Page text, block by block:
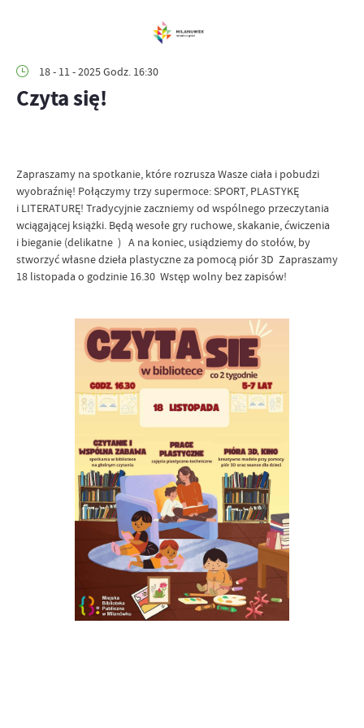
18 - 11 - 2025 Godz. 16:30
Czyta się!
Zapraszamy na spotkanie, które rozrusza Wasze ciała i pobudzi
wyobraźnię! Połączymy trzy supermoce: SPORT, PLASTYKĘ
i LITERATURĘ! Tradycyjnie zaczniemy od wspólnego przeczytania
wciągającej książki. Będą wesołe gry ruchowe, skakanie, ćwiczenia
i bieganie (delikatne ) A na koniec, usiądziemy do stołów, by
stworzyć własne dzieła plastyczne za pomocą piór 3D Zapraszamy
18 listopada o godzinie 16.30 Wstęp wolny bez zapisów!